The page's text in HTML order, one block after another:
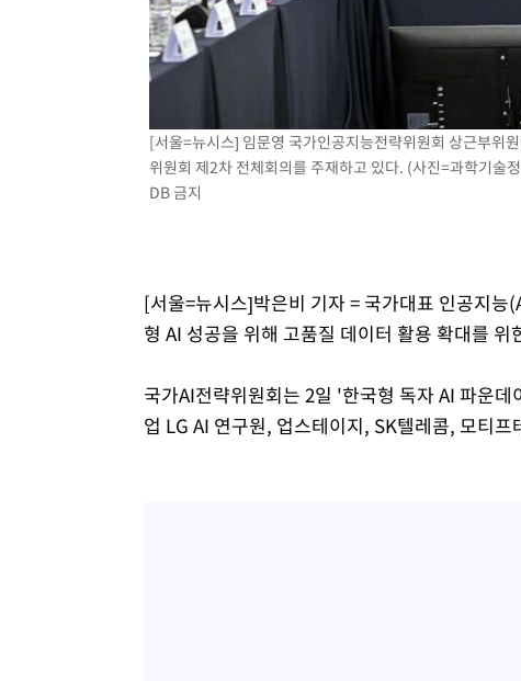
외신들도 주목한 韓축구 파문…"국민적 공분에 수사 재개"
11시간 압수수색에 성접대 파문까지…'쑥대밭' 된 축구협회
[속보]규제합리화위원회 부위원장에 김태유 서울대 공대 교수…이
[서울=뉴시스] 임문영 국가인공지능전략위원회 상근부위
위원회 제2차 전체회의를 주재하고 있다. (사진=과학기술
DB 금지
[서울=뉴시스]박은비 기자 = 국가대표 인공지
형 AI 성공을 위해 고품질 데이터 활용 확대를
국가AI전략위원회는 2일 '한국형 독자 AI 파운
업 LG AI 연구원, 업스테이지, SK텔레콤, 모티